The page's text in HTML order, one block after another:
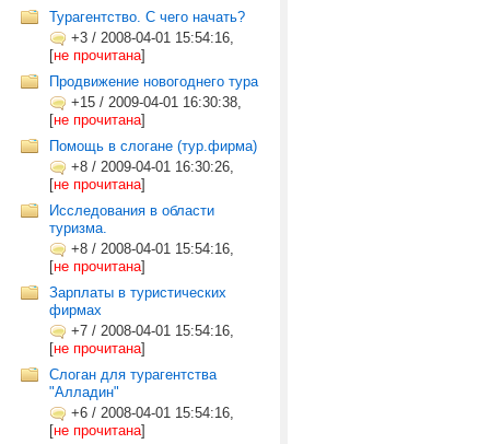
Турагентство. С чего начать?
+3 / 2008-04-01 15:54:16,
[не прочитана]
Продвижение новогоднего тура
+15 / 2009-04-01 16:30:38,
[не прочитана]
Помощь в слогане (тур.фирма)
+8 / 2009-04-01 16:30:26,
[не прочитана]
Исследования в области
туризма.
+8 / 2008-04-01 15:54:16,
[не прочитана]
Зарплаты в туристических
фирмах
+7 / 2008-04-01 15:54:16,
[не прочитана]
Слоган для турагентства
"Алладин"
+6 / 2008-04-01 15:54:16,
[не прочитана]